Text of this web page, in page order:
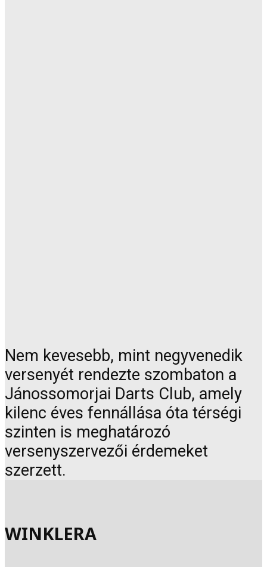
Nem kevesebb, mint negyvenedik
versenyét rendezte szombaton a
Jánossomorjai Darts Club, amely
kilenc éves fennállása óta térségi
szinten is meghatározó
versenyszervezői érdemeket
szerzett.
WINKLERA